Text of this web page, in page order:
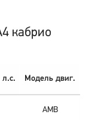
кабрио
Модель двиг.
AMB